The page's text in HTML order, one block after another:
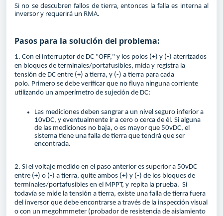
Si no se descubren fallos de tierra, entonces la falla es interna al
inversor y requerirá un RMA.
Pasos para la solución del problema:
1. Con el interruptor de DC "OFF," y los polos (+) y (-) aterrizados
en bloques de terminales/portafusibles, mida y registra la
tensión de DC entre (+) a tierra, y (-) a tierra para cada
polo. Primero se debe verificar que no fluya ninguna corriente
utilizando un amperímetro de sujeción de DC:
Las mediciones deben sangrar a un nivel seguro inferior a
10vDC, y eventualmente ir a cero o cerca de él. Si alguna
de las mediciones no baja, o es mayor que 50vDC, el
sistema tiene una falla de tierra que tendrá que ser
encontrada.
2. Si el voltaje medido en el paso anterior es superior a 50vDC
entre (+) o (-) a tierra, quite ambos (+) y (-) de los bloques de
terminales/portafusibles en el MPPT, y repita la prueba. Si
todavía se mide la tensión a tierra, existe una falla de tierra fuera
del inversor que debe encontrarse a través de la inspección visual
o con un megohmmeter (probador de resistencia de aislamiento